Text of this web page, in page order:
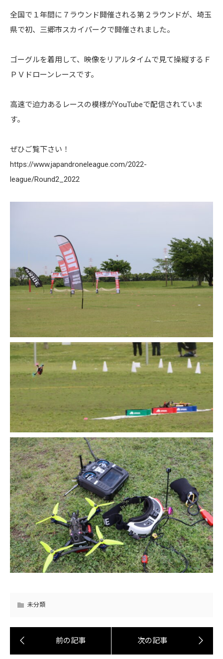
全国で１年間に７ラウンド開催される第２ラウンドが、埼玉
県で初、三郷市スカイパークで開催されました。
ゴーグルを着用して、映像をリアルタイムで見て操縦するＦ
ＰＶドローンレースです。
高速で迫力あるレースの模様がYouTubeで配信されていま
す。
ぜひご覧下さい！
https://www.japandroneleague.com/2022-
league/Round2_2022
未分類